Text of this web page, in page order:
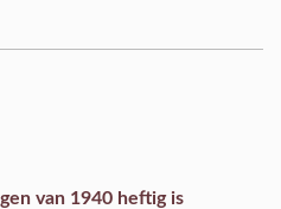
van 1940 heftig is